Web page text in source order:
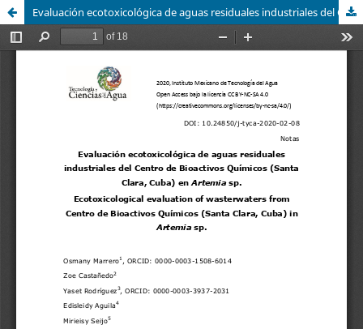
Evaluación ecotoxicológica de aguas residuales industriales del Centro de Bioactivos Químicos (Santa Clara, Cuba) en Artemia sp. / Ecotoxicological evaluation of wasterwaters from Centro de Bioactivos Químicos (Santa Clara, Cuba) in Artemia sp.